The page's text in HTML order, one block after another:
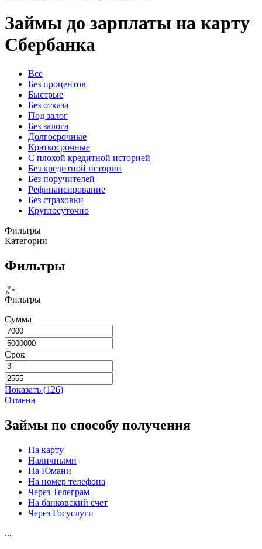
Займы до зарплаты на карту
Сбербанка
Все
Без процентов
Быстрые
Без отказа
Под залог
Без залога
Долгосрочные
Краткосрочные
С плохой кредитной историей
Без кредитной истории
Без поручителей
Рефинансирование
Без страховки
Круглосуточно
Фильтры
Категории
Фильтры
Фильтры
Сумма
Срок
Показать (126)
Отмена
Займы по способу получения
На карту
Наличными
На Юмани
На номер телефона
Через Телеграм
На банковский счет
Через Госуслуги
...